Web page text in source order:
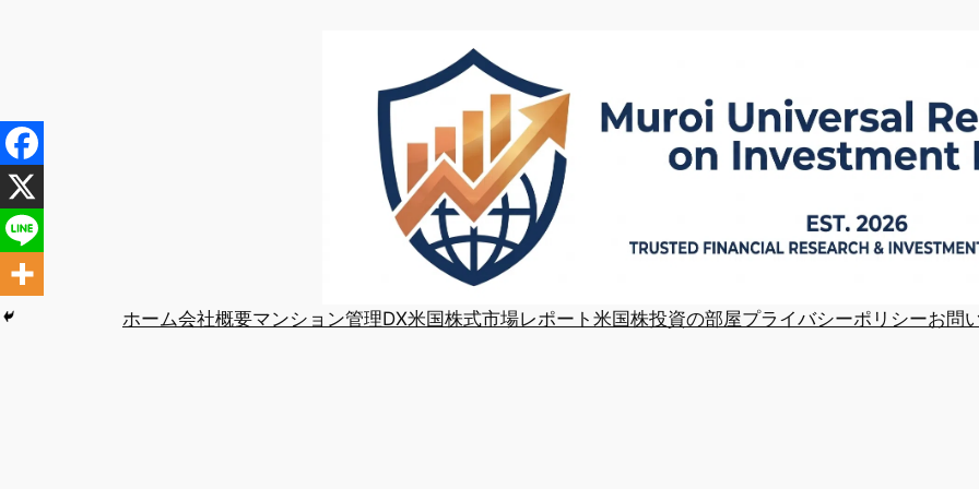
キ
ッ
プ
ホーム会社概要マンション管理DX米国株式市場レポート 米国株投資の部屋プライバシーポリシーお問